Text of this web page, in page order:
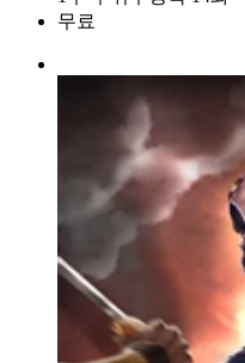
무료